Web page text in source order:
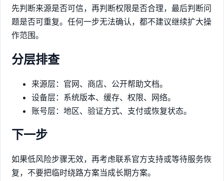
先判断来源是否可信，再判断权限是否合理，最后判断问
题是否可重复。任何一步无法确认，都不建议继续扩大操
作范围。
分层排查
来源层：官网、商店、公开帮助文档。
设备层：系统版本、缓存、权限、网络。
账号层：地区、验证方式、支付或恢复状态。
下一步
如果低风险步骤无效，再考虑联系官方支持或等待服务恢
复，不要把临时绕路方案当成长期方案。